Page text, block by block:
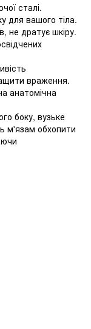
сталі.
для вашого тіла.
не дратує шкіру.
враження.
анатомічна
боку, вузьке
м'язам обхопити